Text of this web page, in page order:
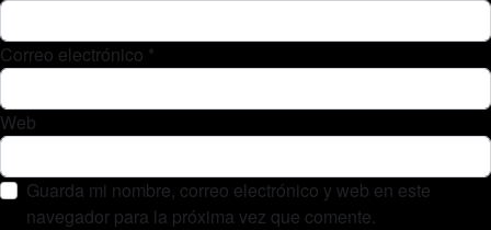
Correo electrónico *
Web
Guarda mi nombre, correo electrónico y web en este
navegador para la próxima vez que comente.